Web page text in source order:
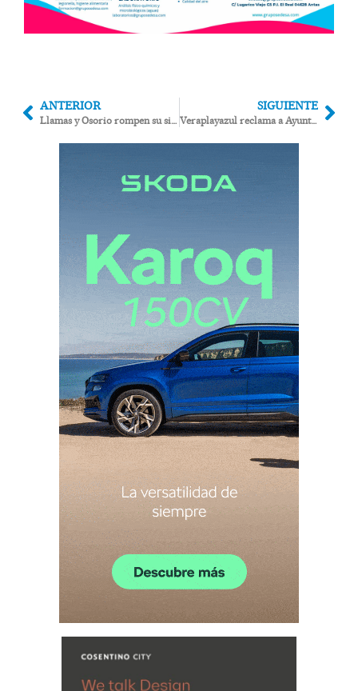
ANTERIOR
Llamas y Osorio rompen su silencio: «La coalición de Garrucha se descompone y nos aísla, pero seguiremos siendo concejales»
SIGUIENTE
Veraplayazul reclama a Ayuntamiento, Junta, Ministerio y Bandera Azul acabar con “los episodios de suciedad”